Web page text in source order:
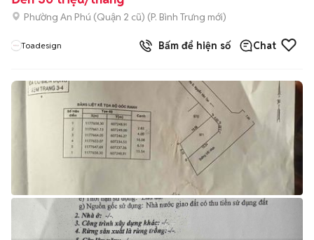
Phường An Phú (Quận 2 cũ) (P. Bình Trưng mới)
Toadesign Bấm để hiện số Chat